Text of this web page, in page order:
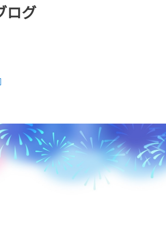
ログ